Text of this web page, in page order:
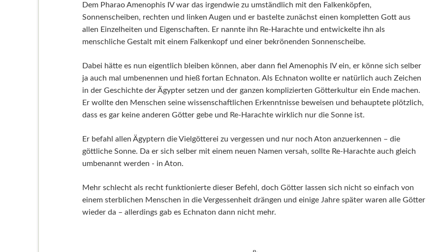
Dem Pharao Amenophis IV war das irgendwie zu umständlich mit den Falkenköpfen,
Sonnenscheiben, rechten und linken Augen und er bastelte zunächst einen kompletten Gott aus
allen Einzelheiten und Eigenschaften. Er nannte ihn Re-Harachte und entwickelte ihn als
menschliche Gestalt mit einem Falkenkopf und einer bekrönenden Sonnenscheibe.
Dabei hätte es nun eigentlich bleiben können, aber dann fiel Amenophis IV ein, er könne sich selber
ja auch mal umbenennen und hieß fortan Echnaton. Als Echnaton wollte er natürlich auch Zeichen
in der Geschichte der Ägypter setzen und der ganzen komplizierten Götterkultur ein Ende machen.
Er wollte den Menschen seine wissenschaftlichen Erkenntnisse beweisen und behauptete plötzlich,
dass es gar keine anderen Götter gebe und Re-Harachte wirklich nur die Sonne ist.
Er befahl allen Ägyptern die Vielgötterei zu vergessen und nur noch Aton anzuerkennen – die
göttliche Sonne. Da er sich selber mit einem neuen Namen versah, sollte Re-Harachte auch gleich
umbenannt werden - in Aton.
Mehr schlecht als recht funktionierte dieser Befehl, doch Götter lassen sich nicht so einfach von
einem sterblichen Menschen in die Vergessenheit drängen und einige Jahre später waren alle Götter
wieder da – allerdings gab es Echnaton dann nicht mehr.